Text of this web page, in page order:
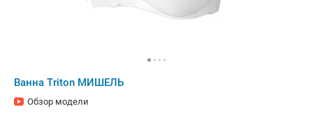
Ванна Triton МИШЕЛЬ
Обзор модели